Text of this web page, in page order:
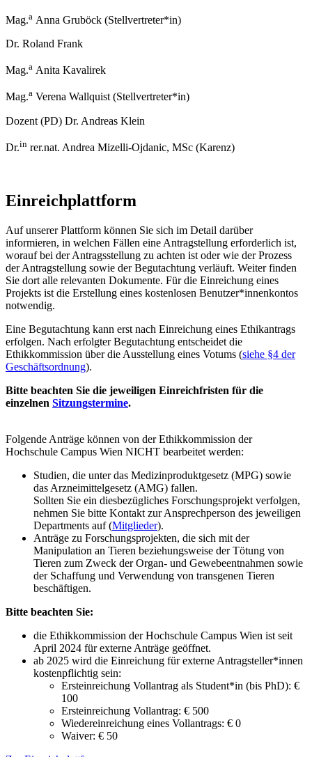
Mag.a Anna Gruböck (Stellvertreter*in)
Dr. Roland Frank
Mag.a Anita Kavalirek
Mag.a Verena Wallquist (Stellvertreter*in)
Dozent (PD) Dr. Andreas Klein
Dr.in rer.nat. Andrea Mizelli-Ojdanic, MSc (Karenz)
Einreichplattform
Auf unserer Plattform können Sie sich im Detail darüber
informieren, in welchen Fällen eine Antragstellung erforderlich ist,
worauf bei der Antragsstellung zu achten ist oder wie der Prozess
der Antragstellung sowie der Begutachtung verläuft. Weiter finden
Sie dort alle relevanten Dokumente. Für die Einreichung eines
Projekts ist die Erstellung eines kostenlosen Benutzer*innenkontos
notwendig.
Eine Begutachtung kann erst nach Einreichung eines Ethikantrags
erfolgen. Nach erfolgter Begutachtung entscheidet die
Ethikkommission über die Ausstellung eines Votums (siehe §4 der
Geschäftsordnung).
Bitte beachten Sie die jeweiligen Einreichfristen für die
einzelnen Sitzungstermine.
Folgende Anträge können von der Ethikkommission der
Hochschule Campus Wien NICHT bearbeitet werden:
Studien, die unter das Medizinproduktgesetz (MPG) sowie
das Arzneimittelgesetz (AMG) fallen.
Sollten Sie ein diesbezügliches Forschungsprojekt verfolgen,
nehmen Sie bitte Kontakt zur Ansprechperson des jeweiligen
Departments auf (Mitglieder).
Anträge zu Forschungsprojekten, die sich mit der
Manipulation an Tieren beziehungsweise der Tötung von
Tieren zum Zweck der Organ- und Gewebeentnahmen sowie
der Schaffung und Verwendung von transgenen Tieren
beschäftigen.
Bitte beachten Sie:
die Ethikkommission der Hochschule Campus Wien ist seit
April 2024 für externe Anträge geöffnet.
ab 2025 wird die Einreichung für externe Antragsteller*innen
kostenpflichtig sein:
Ersteinreichung Vollantrag als Student*in (bis PhD): €
100
Ersteinreichung Vollantrag: € 500
Wiedereinreichung eines Vollantrags: € 0
Waiver: € 50